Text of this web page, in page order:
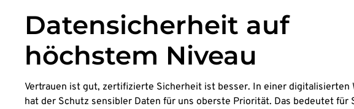
Datensicherheit auf
höchstem Niveau
Vertrauen ist gut, zertifizierte Sicherheit ist besser. In einer digitalisierten
hat der Schutz sensibler Daten für uns oberste Priorität. Das bedeutet für